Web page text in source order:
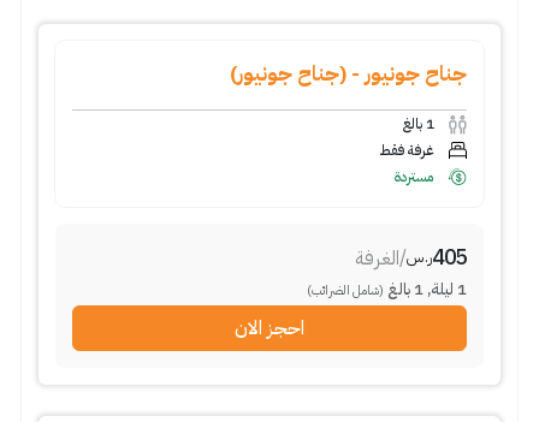
جناح جونيور - (جناح جونيور)
1 بالغ
غرفة فقط
مستردة
405ر.س/الغرفة
1 ليلة,
1 بالغ (شامل الضرائب)
احجز الان